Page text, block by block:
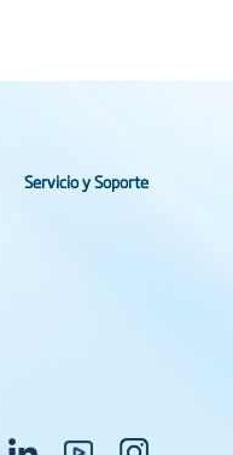
Servicio y Soporte